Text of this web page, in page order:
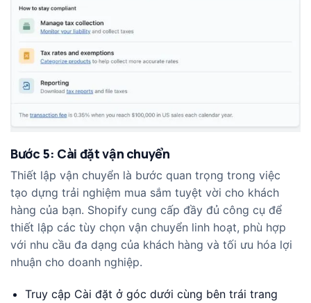
Bước 5: Cài đặt vận chuyển
Thiết lập vận chuyển là bước quan trọng trong việc
tạo dựng trải nghiệm mua sắm tuyệt vời cho khách
hàng của bạn. Shopify cung cấp đầy đủ công cụ để
thiết lập các tùy chọn vận chuyển linh hoạt, phù hợp
với nhu cầu đa dạng của khách hàng và tối ưu hóa lợi
nhuận cho doanh nghiệp.
Truy cập Cài đặt ở góc dưới cùng bên trái trang